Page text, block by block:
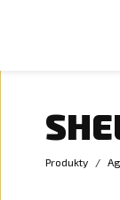
Produkty /